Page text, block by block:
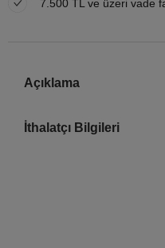
7.500 TL ve üzeri vade
Açıklama
İthalatçı Bilgileri